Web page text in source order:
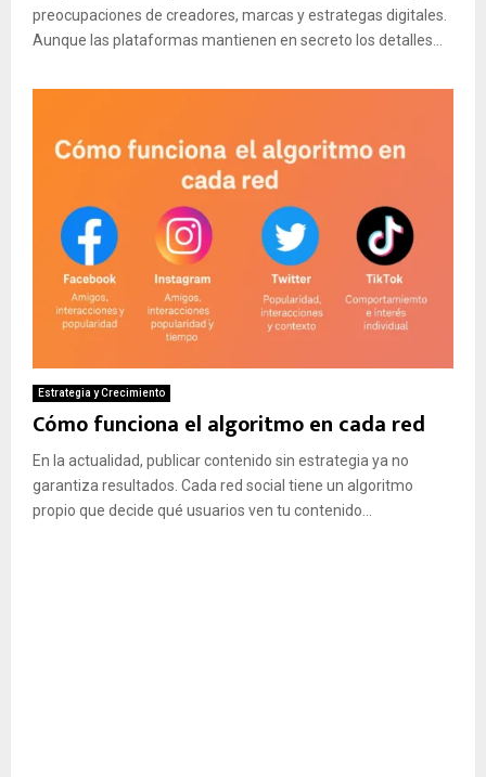
preocupaciones de creadores, marcas y estrategas digitales.
Aunque las plataformas mantienen en secreto los detalles...
Estrategia y Crecimiento
Cómo funciona el algoritmo en cada red
En la actualidad, publicar contenido sin estrategia ya no
garantiza resultados. Cada red social tiene un algoritmo
propio que decide qué usuarios ven tu contenido...